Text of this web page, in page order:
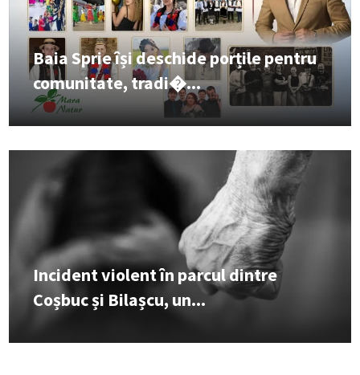
Baia Sprie își deschide porțile pentru
comunitate, tradi�...
Incident violent în parcul dintre
Coșbuc și Bilașcu, un...